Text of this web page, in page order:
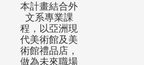
本計畫結合外
文系專業課
程， 以亞洲現
代美術館及美
術館禮品店 ，
做為未來職場